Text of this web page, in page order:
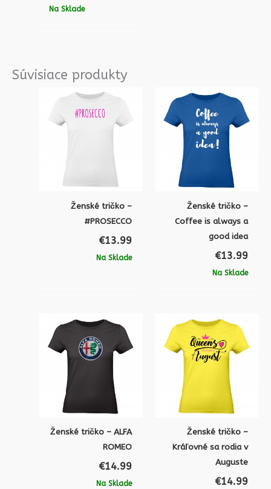
Na Sklade
Súvisiace produkty
Ženské tričko –
#PROSECCO
€13.99
Na Sklade
Ženské tričko –
Coffee is always a
good idea
€13.99
Na Sklade
Ženské tričko – ALFA
ROMEO
€14.99
Na Sklade
Ženské tričko –
Kráľovné sa rodia v
Auguste
€14.99